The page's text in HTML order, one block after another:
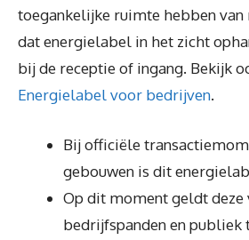
toegankelijke ruimte hebben van
dat energielabel in het zicht
bij de receptie of ingang. Bekijk
Energielabel voor bedrijven.
Bij officiële
gebouwen is dit
Op dit moment geldt
bedrijfspanden en publiek